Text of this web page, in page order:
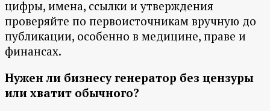
цифры, имена, ссылки и утверждения
проверяйте по первоисточникам вручную до
публикации, особенно в медицине, праве и
финансах.
Нужен ли бизнесу генератор без цензуры
или хватит обычного?